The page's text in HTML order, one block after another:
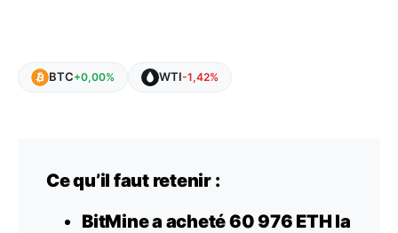
BTC+0,00% WTI-1,42%
Ce qu’il faut retenir :
BitMine a acheté 60 976 ETH la